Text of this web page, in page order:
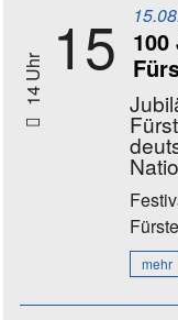
14 Uhr 15
mehr